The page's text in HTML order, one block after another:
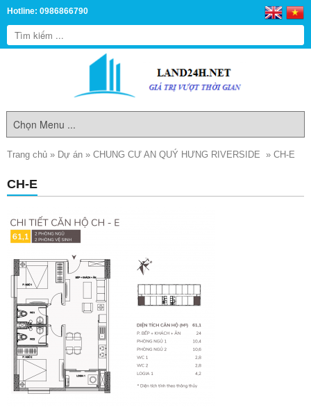
Hotline: 0986866790
Trang chủ » Dự án » CHUNG CƯ AN QUÝ HƯNG RIVERSIDE » CH-E
CH-E